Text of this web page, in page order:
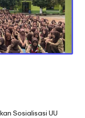
Sosialisasi UU